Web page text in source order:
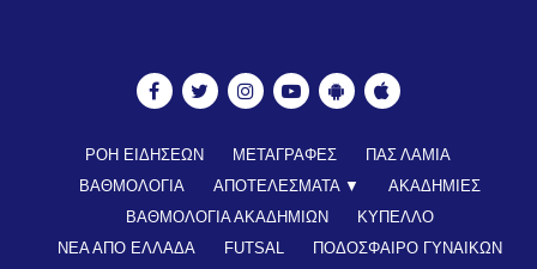
ΡΟΗ ΕΙΔΗΣΕΩΝ ΜΕΤΑΓΡΑΦΕΣ
ΠΑΣ ΛΑΜΙΑ
ΒΑΘΜΟΛΟΓΙΑ
ΑΠΟΤΕΛΕΣΜΑΤΑ ▼
ΑΚΑΔΗΜΙΕΣ
ΒΑΘΜΟΛΟΓΙΑ ΑΚΑΔΗΜΙΩΝ
ΚΥΠΕΛΛΟ
ΝΕΑ ΑΠΟ ΕΛΛΑΔΑ
FUTSAL
ΠΟΔΟΣΦΑΙΡΟ ΓΥΝΑΙΚΩΝ